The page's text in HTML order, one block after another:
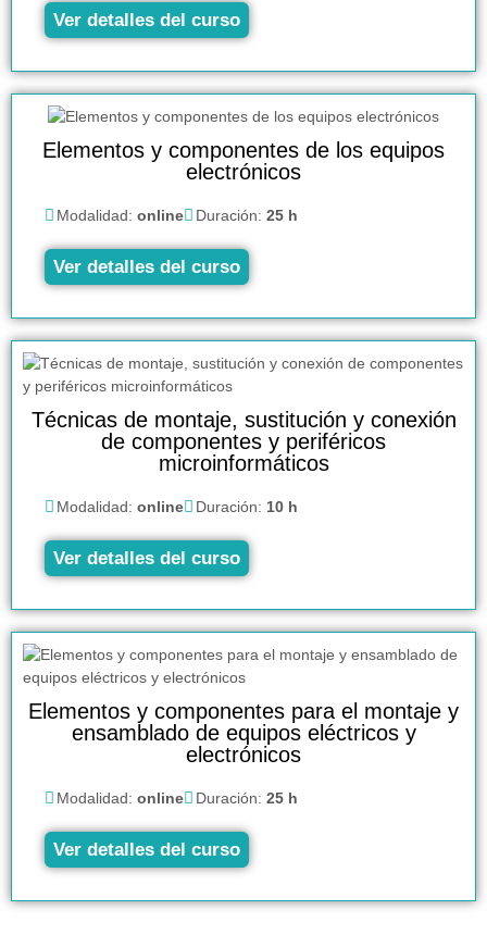
Ver detalles del curso
Elementos y componentes de los equipos
electrónicos
Modalidad: online Duración: 25 h
Ver detalles del curso
Técnicas de montaje, sustitución y conexión
de componentes y periféricos
microinformáticos
Modalidad: online Duración: 10 h
Ver detalles del curso
Elementos y componentes para el montaje y
ensamblado de equipos eléctricos y
electrónicos
Modalidad: online Duración: 25 h
Ver detalles del curso